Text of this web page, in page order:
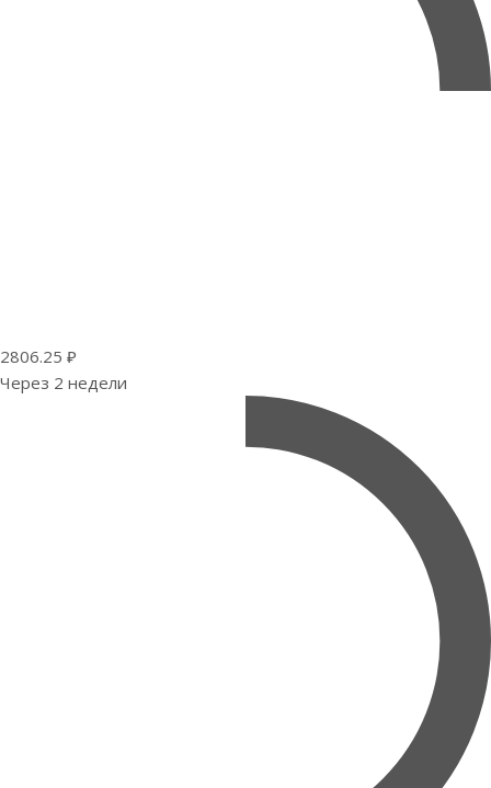
2806.25 ₽
Через 2 недели